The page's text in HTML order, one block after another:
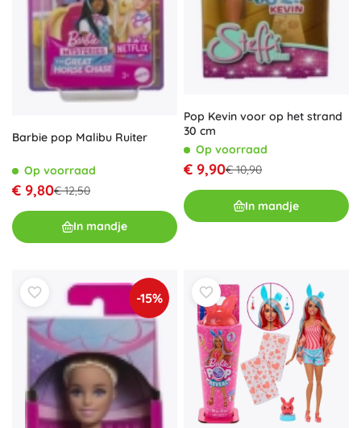
Barbie pop Malibu Ruiter
Op voorraad
€ 9,80€ 12,50
In mandje
Pop Kevin voor op het strand
30 cm
Op voorraad
€ 9,90€ 10,90
In mandje
-15%